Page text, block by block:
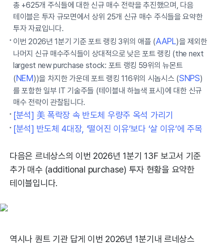
총 +625개 주식들에 대한 신규 매수 전략을 추진했으며, 다음
테이블은 투자 규모면에서 상위 25개 신규 매수 주식들을 요약한
투자 자료입니다.
이번 2026년 1분기 기준 포트 랭킹 3위의 애플 (AAPL)을 제외한
나머지 신규 매수주식들이 상대적으로 낮은 포트 랭킹 (the next
largest new purchase stock: 포트 랭킹 59위의 뉴몬트
(NEM))을 차지한 가운데 포트 랭킹 116위의 시놉시스 (SNPS)
를 포함한 일부 IT 기술주들 (테이블내 하늘색 표시)에 대한 신규
매수 전략이 관찰됩니다.
[분석] 美 폭락장 속 반도체 우량주 옥석 가리기
[분석] 반도체 4대장, ‘떨어진 이유’보다 ‘살 이유’에 주목
다음은 르네상스의 이번 2026년 1분기 13F 보고서 기준
추가 매수 (additional purchase) 투자 현황을 요약한
테이블입니다.
역시나 퀀트 기관 답게 이번 2026년 1분기내 르네상스